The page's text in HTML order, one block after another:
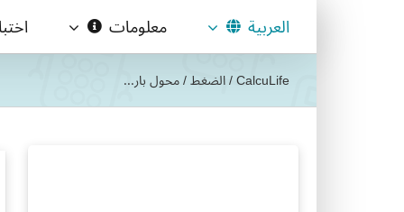
العربية معلومات
CalcuLife
/الضغط/محول بار...